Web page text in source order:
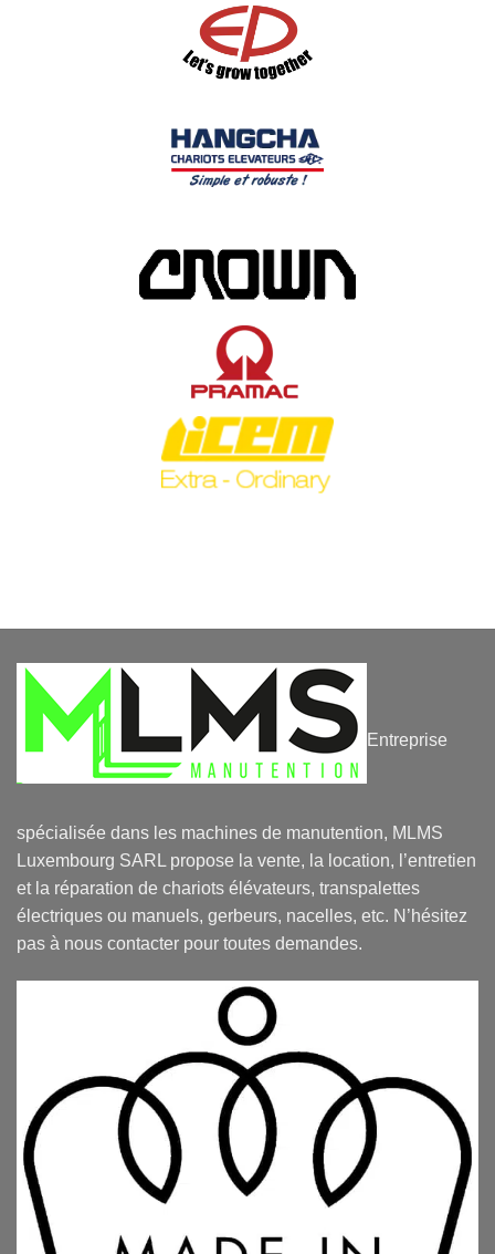
Entreprise
spécialisée dans les machines de manutention, MLMS
Luxembourg SARL propose la vente, la location, l’entretien
et la réparation de chariots élévateurs, transpalettes
électriques ou manuels, gerbeurs, nacelles, etc. N’hésitez
pas à nous contacter pour toutes demandes.